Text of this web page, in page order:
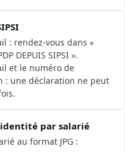
: rendez-vous dans «
DEPUIS SIPSI ».
et le numéro de
: une déclaration ne peut
par salarié
au format JPG :